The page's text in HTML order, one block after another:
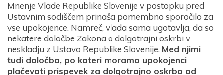
Mnenje Vlade Republike Slovenije v postopku pred
Ustavnim sodiščem prinaša pomembno sporočilo za
vse upokojence. Namreč, vlada sama ugotavlja, da so
nekatere določbe Zakona o dolgotrajni oskrbi v
neskladju z Ustavo Republike Slovenije. Med njimi
tudi določba, po kateri moramo upokojenci
plačevati prispevek za dolgotrajno oskrbo od